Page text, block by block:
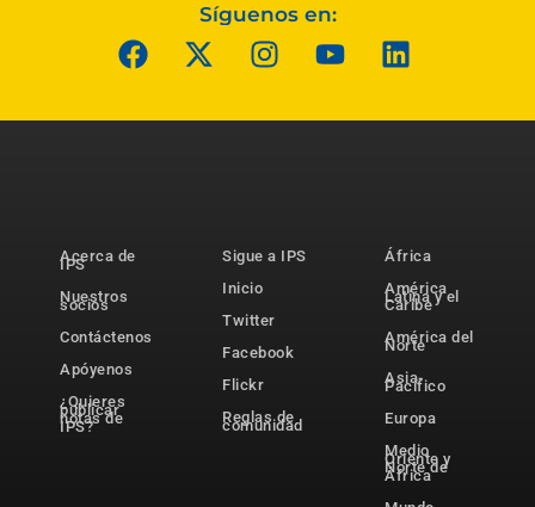
Síguenos en:
Acerca de
IPS
Nuestros
socios
Contáctenos
Apóyenos
¿Quieres
publicar
notas de
IPS?
Sigue a IPS
Inicio
Twitter
Facebook
Flickr
Reglas de
comunidad
África
América
Latina y el
Caribe
América del
Norte
Asia-
Pacífico
Europa
Medio
Oriente y
Norte de
África